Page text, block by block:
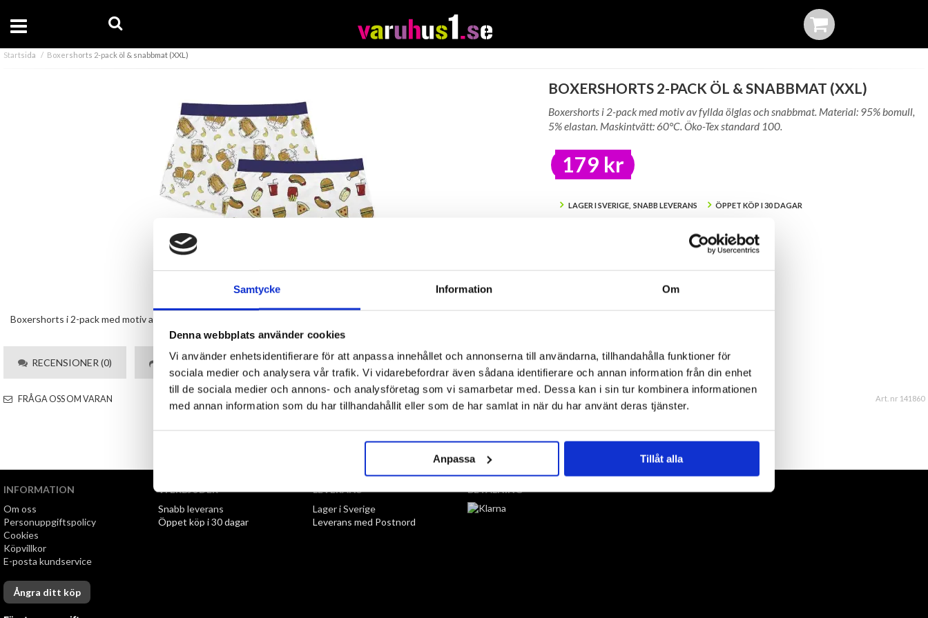
Samtycke Information Om
Denna webbplats använder cookies
Vi använder enhetsidentifierare för att anpassa innehållet och annonserna till användarna, tillhandahålla funktioner för
sociala medier och analysera vår trafik. Vi vidarebefordrar även sådana identifierare och annan information från din enhet
till de sociala medier och annons- och analysföretag som vi samarbetar med. Dessa kan i sin tur kombinera informationen
med annan information som du har tillhandahållit eller som de har samlat in när du har använt deras tjänster.
Anpassa Tillåt alla
Startsida Boxershorts 2-pack öl & snabbmat (XXL)
BOXERSHORTS 2-PACK ÖL & SNABBMAT (XXL)
Boxershorts i 2-pack med motiv av fyllda ölglas och snabbmat. Material: 95% bomull,
5% elastan. Maskintvätt: 60°C. Öko-Tex standard 100.
179 kr
LAGER I SVERIGE, SNABB LEVERANS ÖPPET KÖP I 30 DAGAR
Preliminärt åter i lager: Okänt
Boxershorts i 2-pack med motiv av fyllda ölglas och snabbmat. Material: 95% bomull, 5% elastan. Maskintvätt: 60°C. Öko-Tex standard 100.
RECENSIONER (0) TIPSA
FRÅGA OSS OM VARAN Art. nr 141860
TILL TOPPEN
INFORMATION
Om oss
Personuppgiftspolicy
Cookies
Köpvillkor
E-posta kundservice
Ångra ditt köp
VI ERBJUDER
Snabb leverans
Öppet köp i 30 dagar
LEVERANS
Lager i Sverige
Leverans med Postnord
BETALNING